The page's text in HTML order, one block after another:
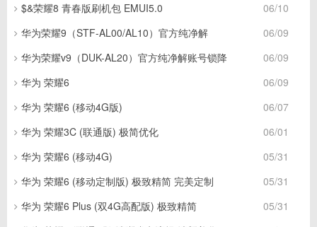
06/10
$&荣耀8 青春版刷机包 EMUI5.0
06/09
华为荣耀9（STF-AL00/AL10）官方纯净解
06/09
华为荣耀v9（DUK-AL20）官方纯净解账号锁降
06/09
华为 荣耀6
06/07
华为 荣耀6 (移动4G版)
06/01
华为 荣耀3C (联通版) 极简优化
05/31
华为 荣耀6 (移动4G)
05/31
华为 荣耀6 (移动定制版) 极致精简 完美定制
05/31
华为 荣耀6 Plus (双4G高配版) 极致精简